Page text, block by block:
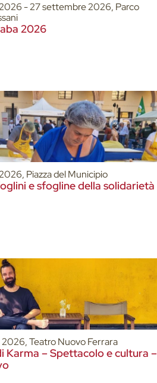
- 27 settembre 2026, Parco
2026
Piazza del Municipio
e sfogline della solidarietà
Teatro Nuovo Ferrara
Karma – Spettacolo e cultura –